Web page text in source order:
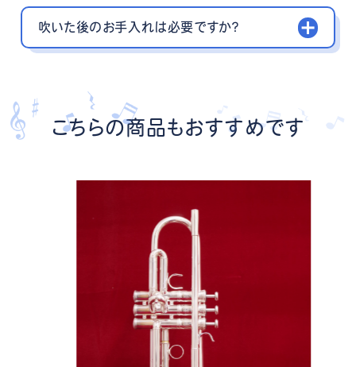
吹いた後のお手入れは必要ですか？
こちらの商品もおすすめです